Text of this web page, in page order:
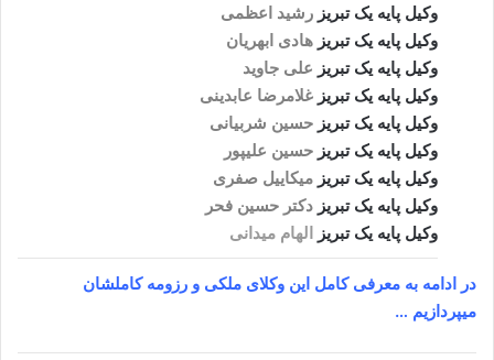
وکیل پایه یک تبریز رشید اعظمی
وکیل پایه یک تبریز هادی ابهریان
وکیل پایه یک تبریز علی جاوید
وکیل پایه یک تبریز غلامرضا عابدینی
وکیل پایه یک تبریز حسین شربیانی
وکیل پایه یک تبریز حسین علیپور
وکیل پایه یک تبریز میکاییل صفری
وکیل پایه یک تبریز دکتر حسین فحر
وکیل پایه یک تبریز الهام میدانی
در ادامه به معرفی کامل این وکلای ملکی و رزومه کاملشان
میپردازیم …